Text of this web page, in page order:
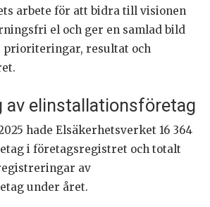
arbete för att bidra till visionen
el och ger en samlad bild
prioriteringar, resultat och
av elinstallationsföretag
hade Elsäkerhetsverket 16 364
i företagsregistret och totalt
av
under året.